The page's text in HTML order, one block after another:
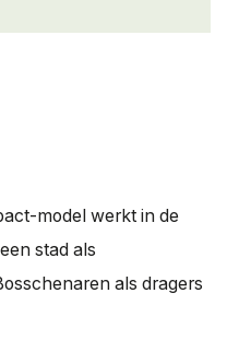
model werkt in de
stad als
als dragers